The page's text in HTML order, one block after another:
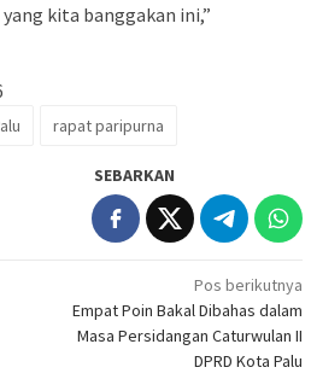
kita banggakan ini,”
rapat paripurna
SEBARKAN
Pos berikutnya
Empat Poin Bakal Dibahas dalam
Masa Persidangan Caturwulan II
DPRD Kota Palu